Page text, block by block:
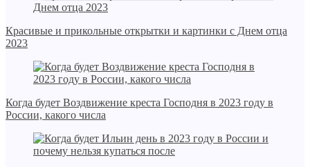
Красивые и прикольные открытки и картинки с Днем отца
2023
Когда будет Воздвижение креста Господня в 2023 году в
России, какого числа